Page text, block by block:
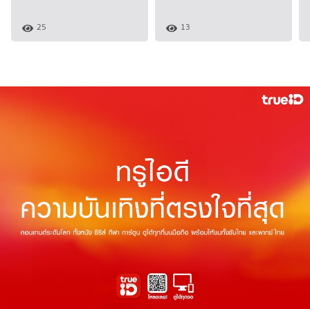
25 13